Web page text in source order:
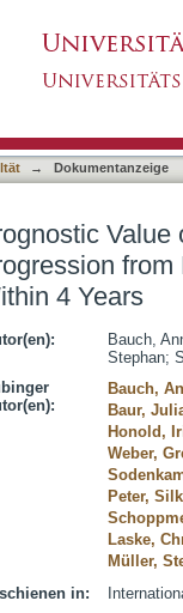
4 Years
→ Dokumentanzeige
Value
4 Years
Bauch,
Stephan;
Bauch,
Baur,
Honold,
Weber,
Peter,
Laske,
Müller,
in: